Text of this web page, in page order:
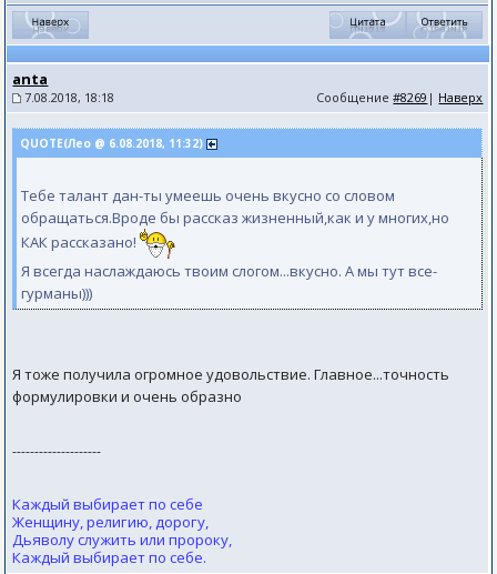
anta
7.08.2018, 18:18 Сообщение#8269 | Наверх
QUOTE(Лео @ 6.08.2018, 11:32)
Тебе талант дан-ты умеешь очень вкусно со словом
обращаться.Вроде бы рассказ жизненный,как и у многих,но
КАК рассказано!
Я всегда наслаждаюсь твоим слогом...вкусно. А мы тут все-
гурманы)))
Я тоже получила огромное удовольствие. Главное...точность
формулировки и очень образно
--------------------
Каждый выбирает по себе
Женщину, религию, дорогу,
Дьяволу служить или пророку,
Каждый выбирает по себе.